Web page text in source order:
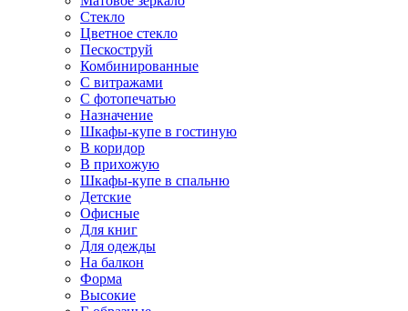
Стекло
Цветное стекло
Пескоструй
Комбинированные
С витражами
С фотопечатью
Назначение
Шкафы-купе в гостиную
В коридор
В прихожую
Шкафы-купе в спальню
Детские
Офисные
Для книг
Для одежды
На балкон
Форма
Высокие